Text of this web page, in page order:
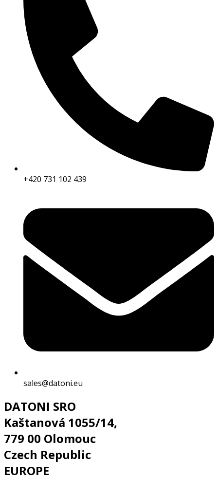
+420 731 102 439
sales@datoni.eu
DATONI SRO
Kaštanová 1055/14,
779 00 Olomouc
Czech Republic
EUROPE